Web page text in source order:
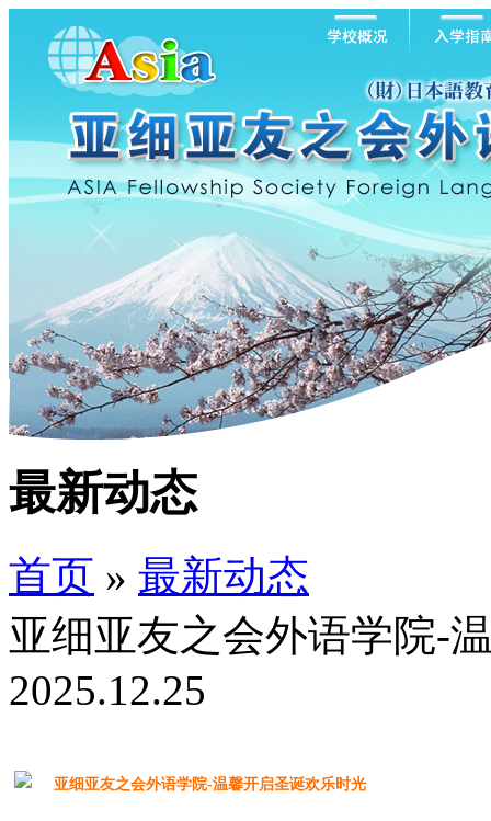
最新动态
首页 » 最新动态
亚细亚友之会外语学院-
2025.12.25
亚细亚友之会外语学院-温馨开启圣诞欢乐时光